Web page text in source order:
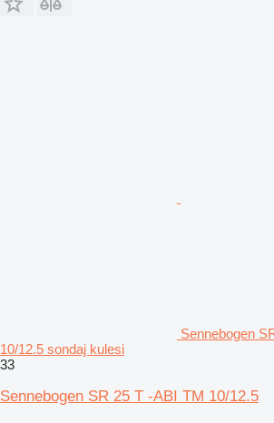
Sennebogen
10/12.5 sondaj kulesi
33
Sennebogen SR 25 T -ABI TM 10/12.5